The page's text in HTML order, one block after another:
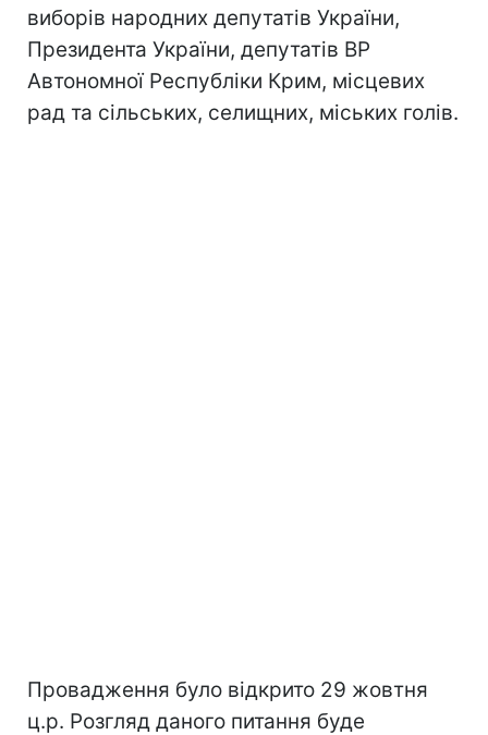
виборів народних депутатів України,
Президента України, депутатів ВР
Автономної Республіки Крим, місцевих
рад та сільських, селищних, міських голів.
Провадження було відкрито 29 жовтня
ц.р. Розгляд даного питання буде